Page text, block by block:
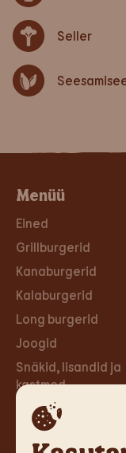
Seller
Menüü
Eined
Grillburgerid
Kanaburgerid
Kalaburgerid
Long burgerid
Joogid
Snäkid, lisandid ja
kastmed
Taimsed burgerid ja
wrapid
Magustoidud